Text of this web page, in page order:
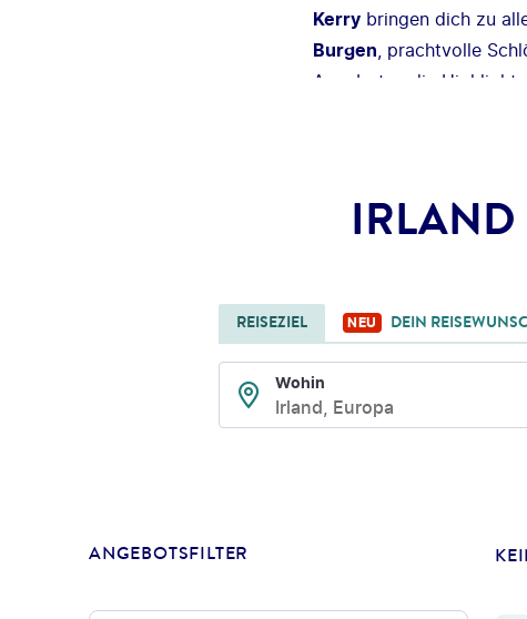
Kerrybringen dich zu
Burgen, prachtvolle
Angeboten die
IRLAND
REISEZIEL NEU DEIN
Wohin
Irland, Europa
ANGEBOTSFILTER